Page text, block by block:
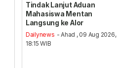
Tindak Lanjut Aduan
Mahasiswa Mentan
Langsung ke Alor
Dailynews - Ahad , 09 Aug 2026,
18:15 WIB